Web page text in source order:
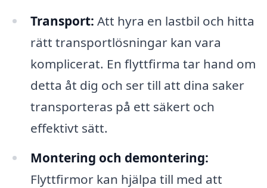
Transport: Att hyra en lastbil och hitta
rätt transportlösningar kan vara
komplicerat. En flyttfirma tar hand om
detta åt dig och ser till att dina saker
transporteras på ett säkert och
effektivt sätt.
Montering och demontering:
Flyttfirmor kan hjälpa till med att